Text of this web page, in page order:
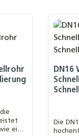
eine
DN16
Die